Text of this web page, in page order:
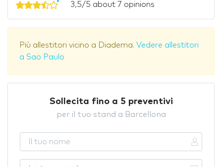
3,5/5 about 7 opinions
Più allestitori vicino a Diadema. Vedere allestitori
a Sao Paulo
Sollecita fino a 5 preventivi
per il tuo stand a Barcellona